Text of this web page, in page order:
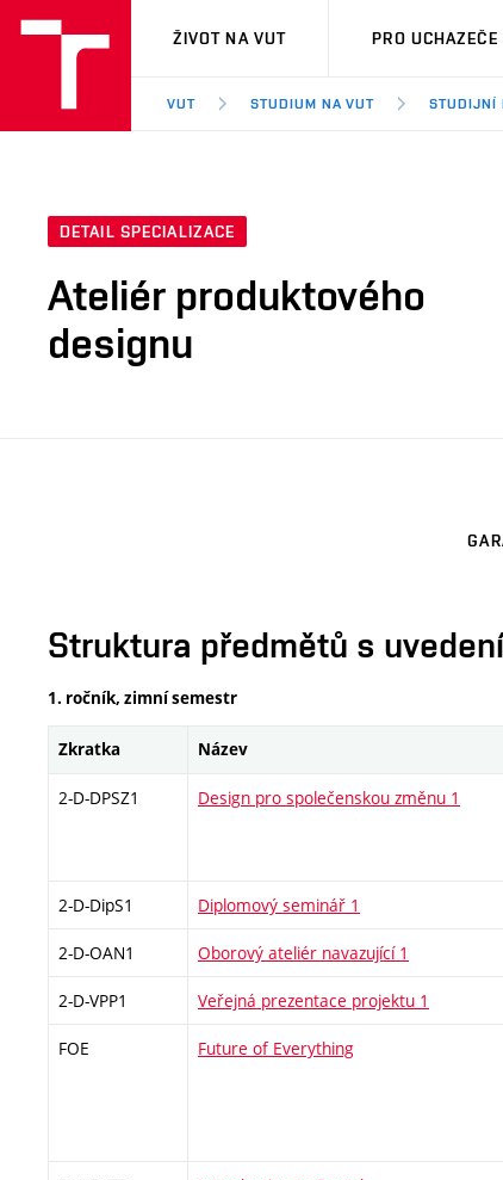
VUT
ŽIVOT NA VUT PRO UCHAZEČE
VUT STUDIUM NA VUT STUDIJNÍ
DETAIL SPECIALIZACE
Ateliér produktového
designu
Struktura předmětů s
1. ročník, zimní semestr
Zkratka Název
2-D-DPSZ1 Design pro společenskou změnu 1
2-D-DipS1 Diplomový seminář 1
2-D-OAN1 Oborový ateliér navazující 1
2-D-VPP1 Veřejná prezentace projektu 1
FOE Future of Everything